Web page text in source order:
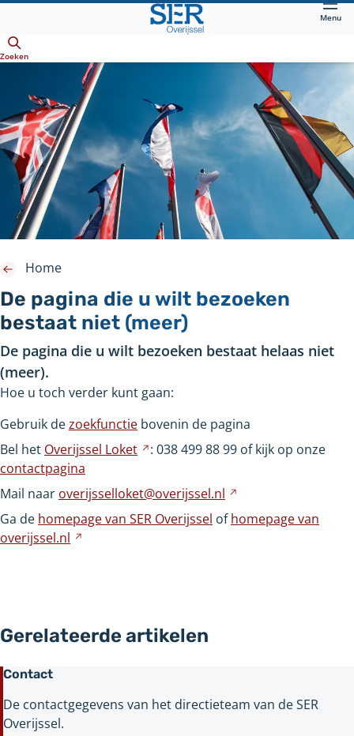
hoofdinhoud
Menu
Zoeken
De pagina die u wilt bezoeken
bestaat niet (meer)
Home
De pagina die u wilt bezoeken bestaat helaas niet
(meer).
Hoe u toch verder kunt gaan:
Gebruik dezoekfunctie bovenin de pagina
Bel het Overijssel Loket
Verwijst
een
andere
website
: 0384998899 of kijk op onze
contactpagina
Mail naar overijsselloket@overijssel.nl
naar
Ga de homepage van SER Overijssel ofhomepage van
overijssel.nl
Gerelateerde artikelen
Contact
De contactgegevens van het directieteam van de SER
Overijssel.